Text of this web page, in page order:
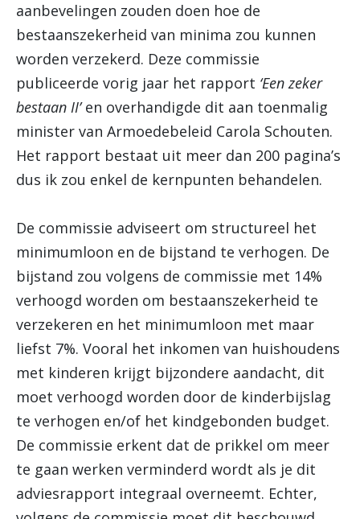
aanbevelingen zouden doen hoe de
bestaanszekerheid van minima zou kunnen
worden verzekerd. Deze commissie
publiceerde vorig jaar het rapport ‘Een zeker
bestaan II’en overhandigde dit aan toenmalig
minister van Armoedebeleid Carola Schouten.
Het rapport bestaat uit meer dan 200 pagina’s
dus ik zou enkel de kernpunten behandelen.
De commissie adviseert om structureel het
minimumloon en de bijstand te verhogen. De
bijstand zou volgens de commissie met 14%
verhoogd worden om bestaanszekerheid te
verzekeren en het minimumloon met maar
liefst 7%. Vooral het inkomen van huishoudens
met kinderen krijgt bijzondere aandacht, dit
moet verhoogd worden door de kinderbijslag
te verhogen en/of het kindgebonden budget.
De commissie erkent dat de prikkel om meer
te gaan werken verminderd wordt als je dit
adviesrapport integraal overneemt. Echter,